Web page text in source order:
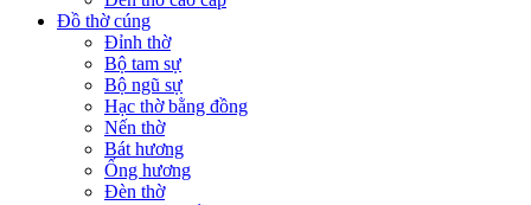
Đồ thờ cúng
Đỉnh thờ
Bộ tam sự
Bộ ngũ sự
Hạc thờ bằng đồng
Nến thờ
Bát hương
Ống hương
Đèn thờ